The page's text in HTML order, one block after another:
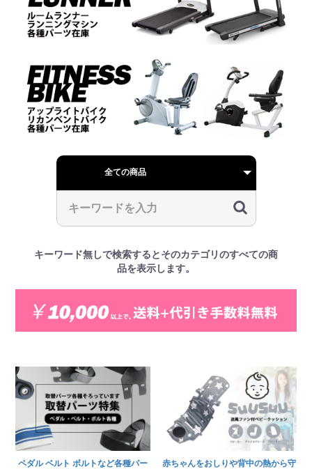
キーワード無しで検索するとそのカテゴリのすべての商
品を表示します。
ペダル ベルト ボルトなど各種パー
赤ちゃんをおしりや背中の熱から守